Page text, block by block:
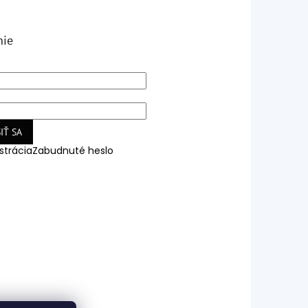
SA
Zabudnuté heslo